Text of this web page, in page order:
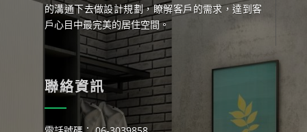
的溝通下去做設計規劃，瞭解客戶的需求，達到客
戶心目中最完美的居住空間。
聯絡資訊